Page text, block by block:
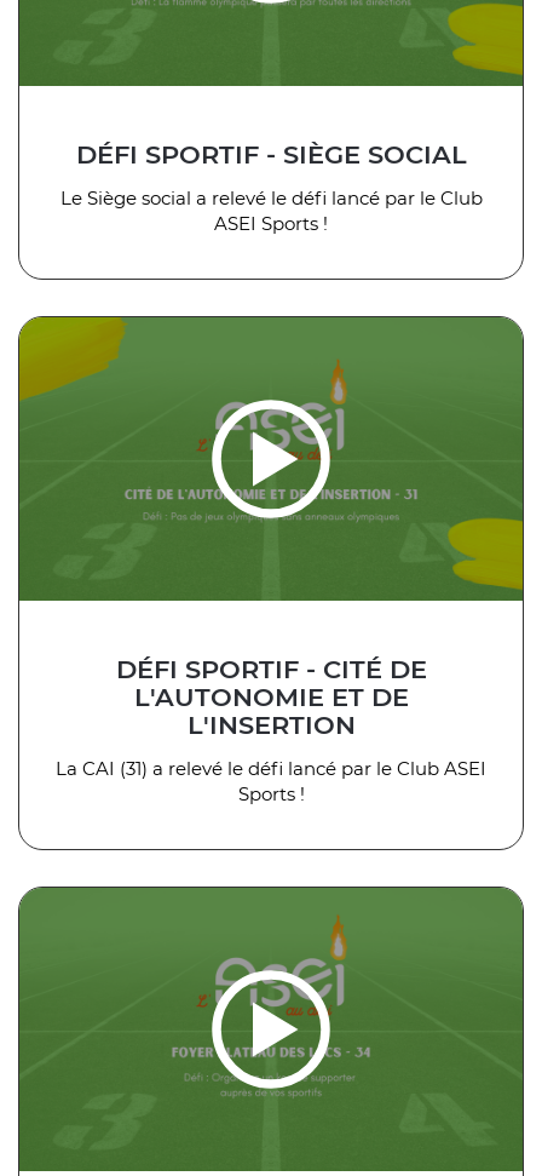
DÉFI SPORTIF - SIÈGE SOCIAL
Le Siège social a relevé le défi lancé par le Club
ASEI Sports !
DÉFI SPORTIF - CITÉ DE
L'AUTONOMIE ET DE
L'INSERTION
La CAI (31) a relevé le défi lancé par le Club ASEI
Sports !